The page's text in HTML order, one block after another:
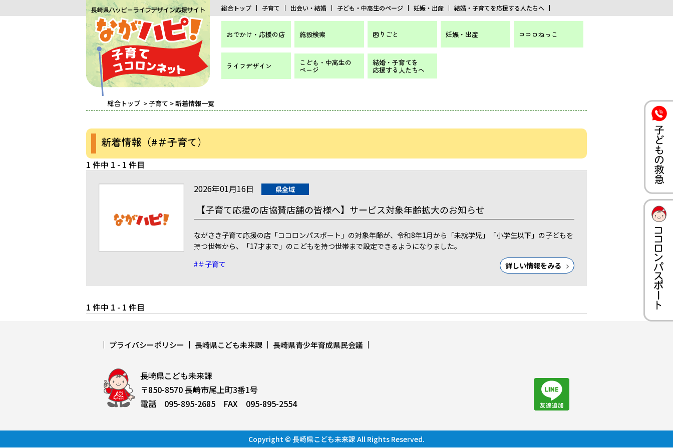
総合トップ 子育て 出会い・結婚 子ども・中高生のページ 妊娠・出産 結婚・子育てを応援する人たちへ
おでかけ・応援の店 施設検索 困りごと 妊娠・出産 ココロねっこ
ライフデザイン こども・中高生の
ページ
結婚・子育てを
応援する人たちへ
総合トップ >子育て > 新着情報一覧
新着情報（#＃子育て）
1 件中 1 - 1 件目
2026年01月16日
県全域
【子育て応援の店協賛店舗の皆様へ】サービス対象年齢拡大のお知らせ
ながさき子育て応援の店「ココロンパスポート」の対象年齢が、令和8年1月から「未就学児」「小学生以下」の子どもを
持つ世帯から、「17才まで」のこどもを持つ世帯まで設定できるようになりました。
#＃子育て
詳しい情報をみる
1 件中 1 - 1 件目
プライバシーポリシー 長崎県こども未来課 長崎県青少年育成県民会議
長崎県こども未来課
〒850-8570 長崎市尾上町3番1号
電話 095-895-2685 FAX 095-895-2554
Copyright © 長崎県こども未来課 All Rights Reserved.